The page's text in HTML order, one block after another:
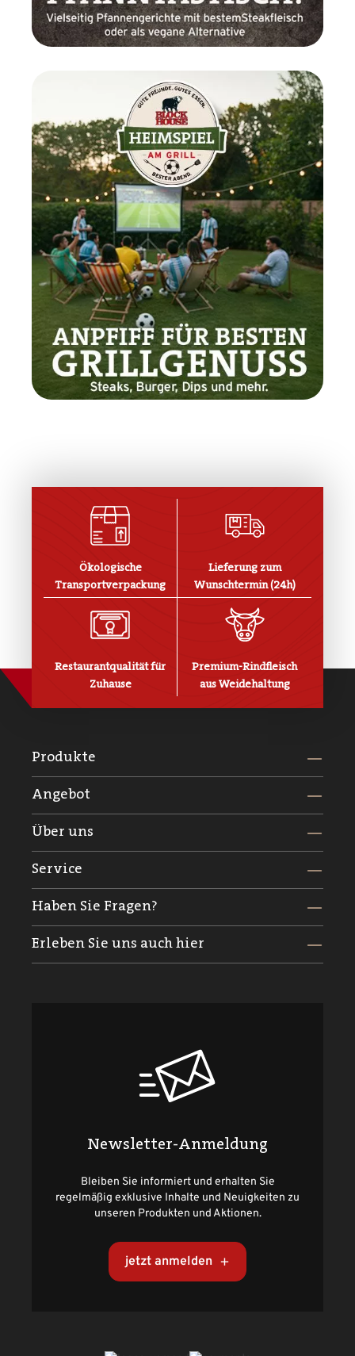
Ökologische
Transportverpackung
Lieferung zum
Wunschtermin (24h)
Restaurantqualität für
Zuhause
Premium-Rindfleisch
aus Weidehaltung
Produkte
Angebot
Über uns
Service
Haben Sie Fragen?
Erleben Sie uns auch hier
Newsletter-Anmeldung
Bleiben Sie informiert und erhalten Sie
regelmäßig exklusive Inhalte und Neuigkeiten zu
unseren Produkten und Aktionen.
jetzt anmelden